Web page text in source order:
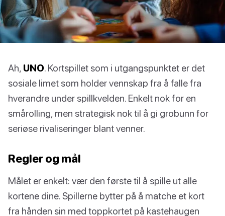
Ah, UNO. Kortspillet som i utgangspunktet er det
sosiale limet som holder vennskap fra å falle fra
hverandre under spillkvelden. Enkelt nok for en
smårolling, men strategisk nok til å gi grobunn for
seriøse rivaliseringer blant venner.
Regler og mål
Målet er enkelt: vær den første til å spille ut alle
kortene dine. Spillerne bytter på å matche et kort
fra hånden sin med toppkortet på kastehaugen